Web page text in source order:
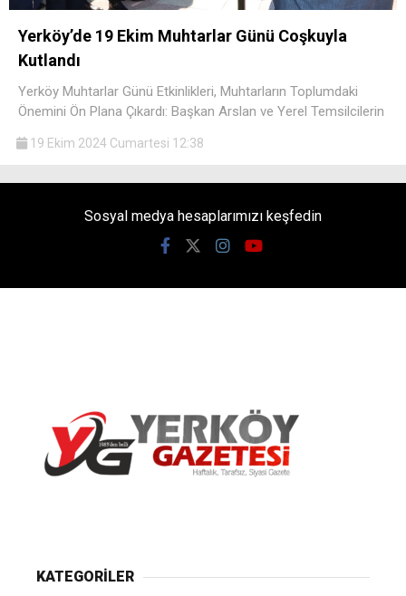
Yerköy’de 19 Ekim Muhtarlar Günü Coşkuyla
Kutlandı
Yerköy Muhtarlar Günü Etkinlikleri, Muhtarların Toplumdaki
Önemini Ön Plana Çıkardı: Başkan Arslan ve Yerel Temsilcilerin
19 Ekim 2024 Cumartesi 12:38
Sosyal medya hesaplarımızı keşfedin
KATEGORİLER